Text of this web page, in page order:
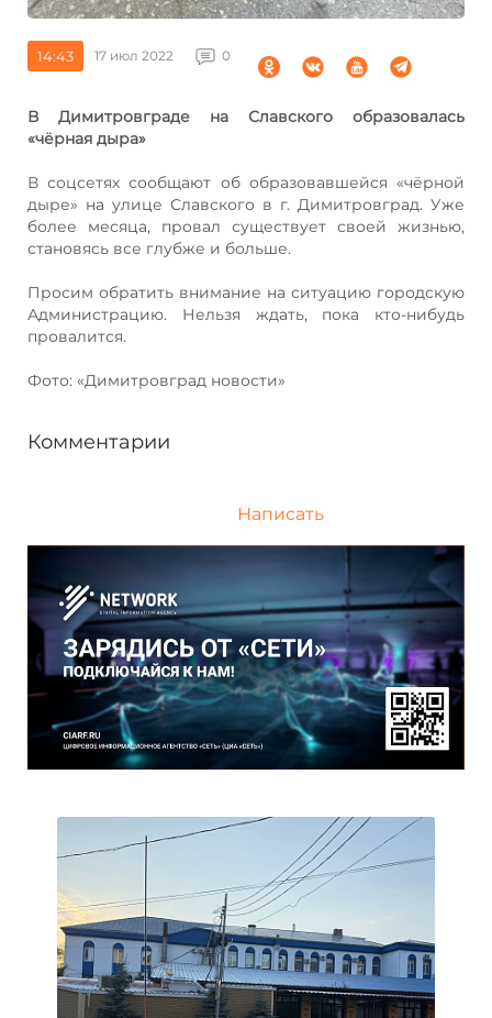
14:43 17 июл 2022 0
В Димитровграде на Славского образовалась
«чёрная дыра»
В соцсетях сообщают об образовавшейся «чёрной
дыре» на улице Славского в г. Димитровград. Уже
более месяца, провал существует своей жизнью,
становясь все глубже и больше.
Просим обратить внимание на ситуацию городскую
Администрацию. Нельзя ждать, пока кто-нибудь
провалится.
Фото: «Димитровград новости»
Комментарии
Написать